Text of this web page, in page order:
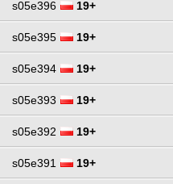
s05e396 19+
s05e395 19+
s05e394 19+
s05e393 19+
s05e392 19+
s05e391 19+